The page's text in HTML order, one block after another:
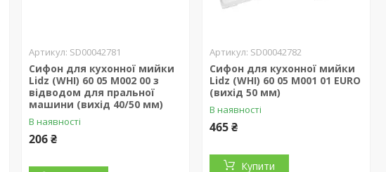
SD00042781
Сифон для кухонної мийки
Lidz (WHI) 60 05 M002 00 з
відводом для пральної
машини (вихід 40/50 мм)
В наявності
206 ₴
SD00042782
Сифон для кухонної мийки
Lidz (WHI) 60 05 M001 01 EURO
(вихід 50 мм)
В наявності
465 ₴
Купити